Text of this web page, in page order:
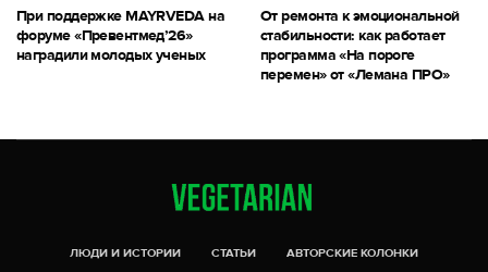
При поддержке MAYRVEDA на
форуме «Превентмед’26»
наградили молодых ученых
От ремонта к эмоциональной
стабильности: как работает
программа «На пороге
перемен» от «Лемана ПРО»
ЛЮДИ И ИСТОРИИ СТАТЬИ АВТОРСКИЕ КОЛОНКИ